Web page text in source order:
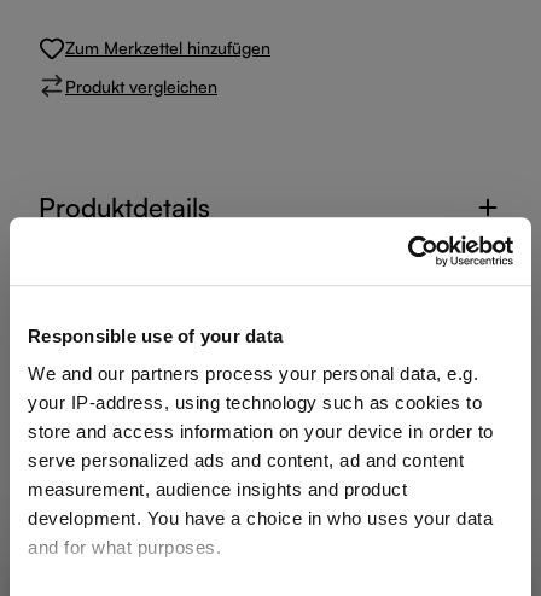
Responsible use of your data
We and our partners process your personal data, e.g.
your IP-address, using technology such as cookies to
store and access information on your device in order to
serve personalized ads and content, ad and content
measurement, audience insights and product
development. You have a choice in who uses your data
and for what purposes.
Zum Merkzettel hinzufügen
Produkt vergleichen
Produktdetails
Spezifikationen
Glaspflege
Bewertungen